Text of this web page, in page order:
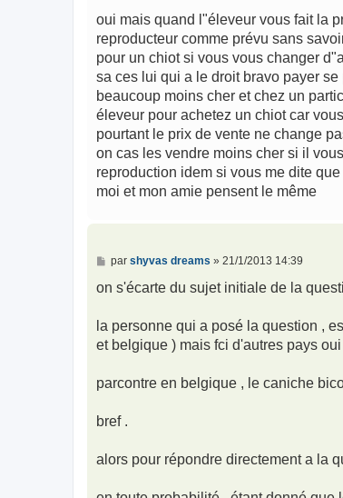
s
a
g
oui mais quand l"éleveur vous fait la
reproducteur comme prévu sans
pour un chiot si vous vous changer
sa ces lui qui a le droit bravo payer
beaucoup moins cher et chez un
éleveur pour achetez un chiot car
pourtant le prix de vente ne change
on cas les vendre moins cher si il
reproduction idem si vous me dite
moi et mon amie pensent le même
M
s
g
e
par shyvas dreams » 21/1/2013 14:39
on s'écarte du sujet initiale de la
la personne qui a posé la question ,
et belgique ) mais fci d'autres pays oui
parcontre en belgique , le caniche
bref .
alors pour répondre directement a la